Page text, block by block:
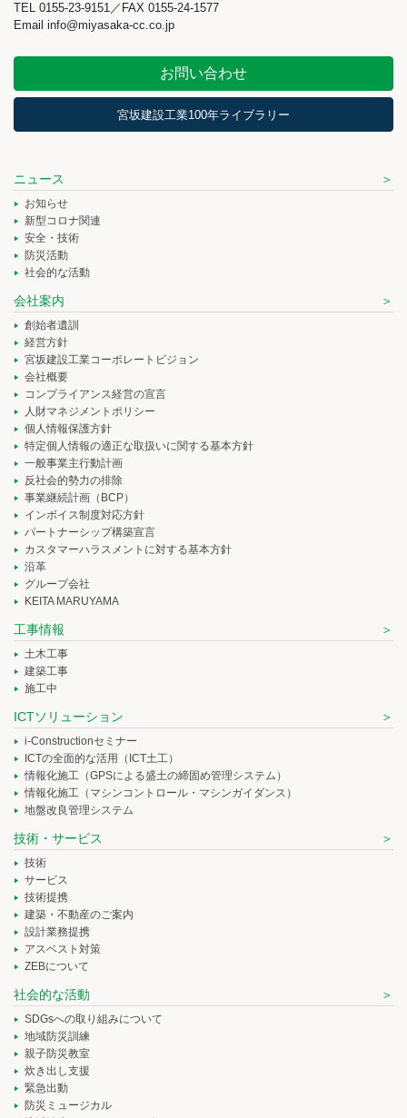
TEL 0155-23-9151／FAX 0155-24-1577
Email info@miyasaka-cc.co.jp
お問い合わせ
宮坂建設工業100年ライブラリー
ニュース
お知らせ
新型コロナ関連
安全・技術
防災活動
社会的な活動
会社案内
創始者遺訓
経営方針
宮坂建設工業コーポレートビジョン
会社概要
コンプライアンス経営の宣言
人財マネジメントポリシー
個人情報保護方針
特定個人情報の適正な取扱いに関する基本方針
一般事業主行動計画
反社会的勢力の排除
事業継続計画（BCP）
インボイス制度対応方針
パートナーシップ構築宣言
カスタマーハラスメントに対する基本方針
沿革
グループ会社
KEITA MARUYAMA
工事情報
土木工事
建築工事
施工中
ICTソリューション
i-Constructionセミナー
ICTの全面的な活用（ICT土工）
情報化施工（GPSによる盛土の締固め管理システム）
情報化施工（マシンコントロール・マシンガイダンス）
地盤改良管理システム
技術・サービス
技術
サービス
技術提携
建築・不動産のご案内
設計業務提携
アスベスト対策
ZEBについて
社会的な活動
SDGsへの取り組みについて
地域防災訓練
親子防災教室
炊き出し支援
緊急出動
防災ミュージカル